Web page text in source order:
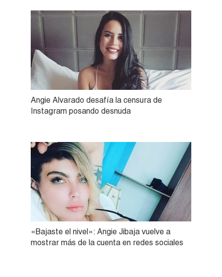
Angie Alvarado desafía la censura de
Instagram posando desnuda
«Bajaste el nivel»: Angie Jibaja vuelve a
mostrar más de la cuenta en redes sociales